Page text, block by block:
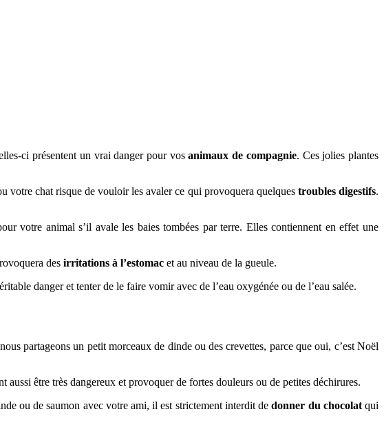
ci présentent un vrai danger pour vosanimaux de compagnie. Ces jolies plantes
votre chat risque de vouloir les avaler ce qui provoquera quelques troubles digestifs.
votre animal s’il avale les baies tombées par terre. Elles contiennent en effet une
des irritations à l’estomac et au niveau de la gueule.
danger et tenter de le faire vomir avec de l’eau oxygénée ou de l’eau salée.
partageons un petit morceaux de dinde ou des crevettes, parce que oui, c’est Noël
aussi être très dangereux et provoquer de fortes douleurs ou de petites déchirures.
ou de saumon avec votre ami, il est strictement interdit dedonner du chocolatqui